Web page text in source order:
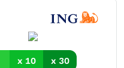
x 10 x 30